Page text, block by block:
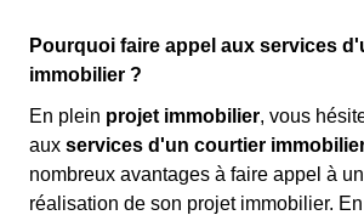
Pourquoi faire appel aux services
immobilier ?
En plein projet immobilier, vous
aux services d'un courtier
nombreux avantages à faire appel à
réalisation de son projet immobilier.